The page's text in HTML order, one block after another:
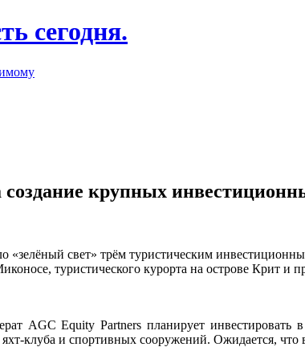
сегодня.
создание крупных
«зелёный свет» трём туристическим
туристического курорта на острове Крит и
AGC Equity Partners планирует инвестировать
клуба и спортивных сооружений. Ожидается, что